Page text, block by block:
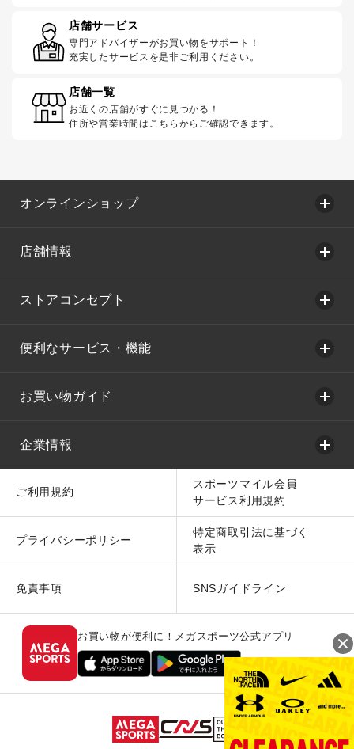
店舗サービス
専門アドバイザーがお買い物をサポート！
充実したサービスを是非ご利用ください。
店舗一覧
お近くの店舗がすぐに見つかる！
住所や営業時間はこちらからご確認できます。
オンラインショップ
店舗情報
ストアコンセプト
便利なサービス・機能
お買い物ガイド
企業情報
ご利用規約
スポーツマイル会員
サービス利用規約
プライバシーポリシー
特定商取引法に基づく
表示
免責事項 SNSガイドライン
お買い物が便利に！メガスポーツ公式アプリ